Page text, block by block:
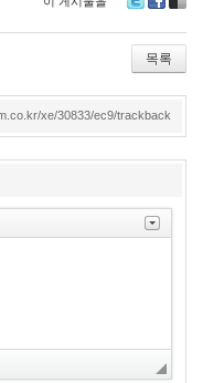
wi ce
bo
ok
lici
ou
s
목록
xe/30833/ec9/trackback